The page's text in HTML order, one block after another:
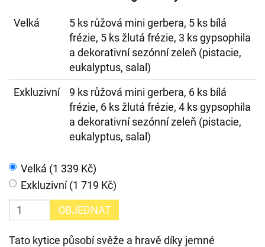
Velká
5 ks růžová mini gerbera, 5 ks bílá
frézie, 5 ks žlutá frézie, 3 ks gypsophila
a dekorativní sezónní zeleň (pistacie,
eukalyptus, salal)
Exkluzivní
9 ks růžová mini gerbera, 6 ks bílá
frézie, 6 ks žlutá frézie, 4 ks gypsophila
a dekorativní sezónní zeleň (pistacie,
eukalyptus, salal)
Velká (1 339 Kč)
Exkluzivní (1 719 Kč)
OBJEDNAT
Tato kytice působí svěže a hravě díky jemné